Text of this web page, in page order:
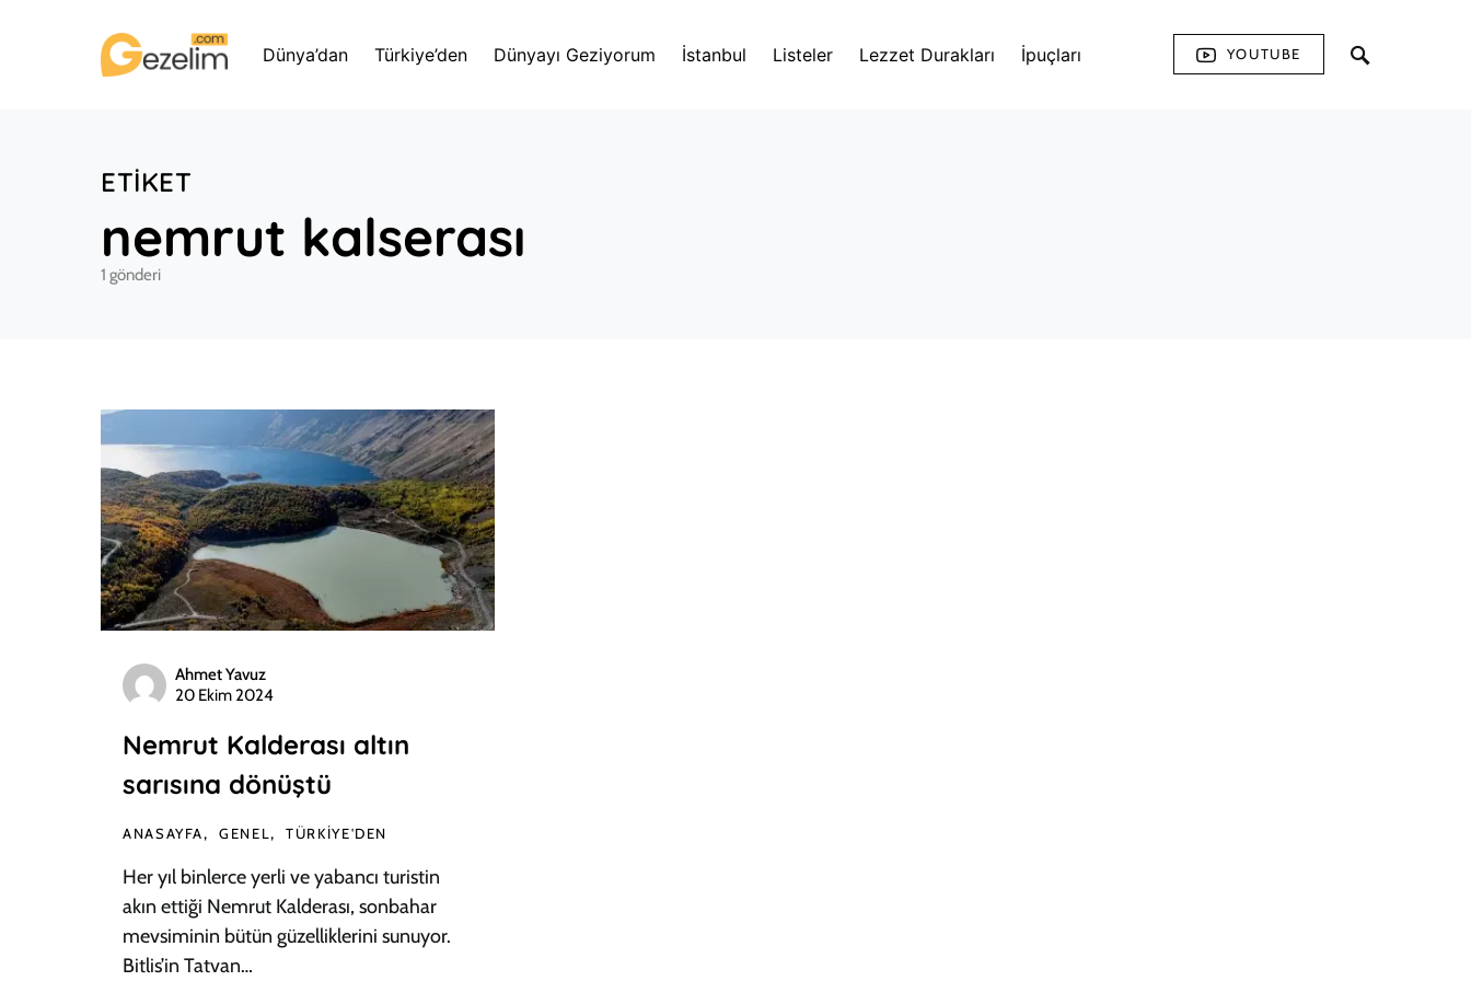
Dünya’dan Türkiye’den Dünyayı Geziyorum İstanbul Listeler Lezzet Durakları İpuçları YOUTUBE
ETIKET
nemrut kalserası
1 gönderi
Ahmet Yavuz
20 Ekim 2024
Nemrut Kalderası altın
sarısına dönüştü
ANASAYFA GENEL TÜRKIYE'DEN
Her yıl binlerce yerli ve yabancı turistin
akın ettiği Nemrut Kalderası, sonbahar
mevsiminin bütün güzelliklerini sunuyor.
Bitlis’in Tatvan…